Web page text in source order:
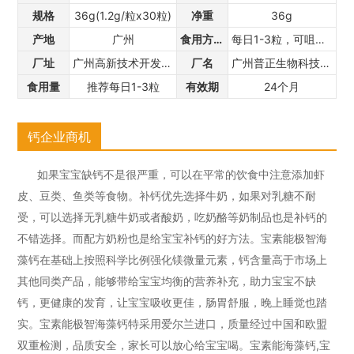
规格
36g(1.2g/粒x30粒) 净重
36g
产地
广州 食用方法
每日1-3粒，可咀嚼食用，也可剪开明胶皮将内容物滴入口中食用
厂址
广州高新技术开发区香山路12号厂房B六层2号 厂名
广州普正生物科技有限公司
食用量
推荐每日1-3粒 有效期 24个月
钙企业商机
如果宝宝缺钙不是很严重，可以在平常的饮食中注意添加虾
皮、豆类、鱼类等食物。补钙优先选择牛奶，如果对乳糖不耐
受，可以选择无乳糖牛奶或者酸奶，吃奶酪等奶制品也是补钙的
不错选择。而配方奶粉也是给宝宝补钙的好方法。宝素能极智海
藻钙在基础上按照科学比例强化镁微量元素，钙含量高于市场上
其他同类产品，能够带给宝宝均衡的营养补充，助力宝宝不缺
钙，更健康的发育，让宝宝吸收更佳，肠胃舒服，晚上睡觉也踏
实。宝素能极智海藻钙特采用爱尔兰进口，质量经过中国和欧盟
双重检测，品质安全，家长可以放心给宝宝喝。宝素能海藻钙,宝